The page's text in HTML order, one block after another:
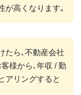
が高くなります｡
たら､不動産会社
様から､年収 / 勤
アリングすると